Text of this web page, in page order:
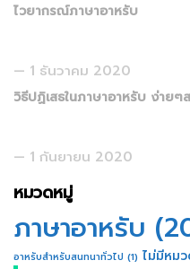
ไวยากรณ์ภาษาอาหรับ
1 ธันวาคม 2020
วิธีปฏิเสธในภาษาอาหรับ ง่ายๆ
1 กันยายน 2020
หมวดหมู่
ภาษาอาหรับ
อาหรับสำหรับสนทนาทั่วไป (1) ไม่มีหม